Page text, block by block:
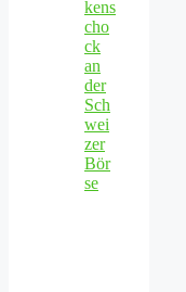
kens
cho
ck
an
der
Sch
wei
zer
Bör
se